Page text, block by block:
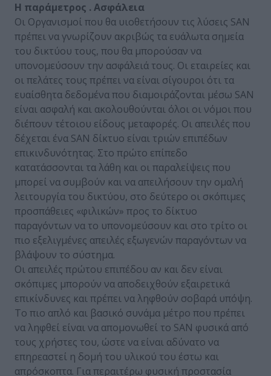
Η παράμετρος . Ασφάλεια
Οι Οργανισμοί που θα υιοθετήσουν τις λύσεις SAN
πρέπει να γνωρίζουν ακριβώς τα ευάλωτα σημεία
του δικτύου τους, που θα μπορούσαν να
υπονομεύσουν την ασφάλειά τους. Οι εταιρείες και
οι πελάτες τους πρέπει να είναι σίγουροι ότι τα
ευαίσθητα δεδομένα που διαμοιράζονται μέσω SAN
είναι ασφαλή και ακολουθούνται όλοι οι νόμοι που
διέπουν τέτοιου είδους μεταφορές. Οι απειλές που
δέχεται ένα SAN δίκτυο είναι τριών επιπέδων
επικινδυνότητας. Στο πρώτο επίπεδο
κατατάσσονται τα λάθη και οι παραλείψεις που
μπορεί να συμβούν και να απειλήσουν την ομαλή
λειτουργία του δικτύου, στο δεύτερο οι σκόπιμες
προσπάθειες «φιλικών» προς το δίκτυο
παραγόντων να το υπονομεύσουν και στο τρίτο οι
πιο εξελιγμένες απειλές εξωγενών παραγόντων να
βλάψουν το σύστημα.
Οι απειλές πρώτου επιπέδου αν και δεν είναι
σκόπιμες μπορούν να αποδειχθούν εξαιρετικά
επικίνδυνες και πρέπει να ληφθούν σοβαρά υπόψη.
Το πιο απλό και βασικό συνάμα μέτρο που πρέπει
να ληφθεί είναι να απομονωθεί το SAN φυσικά από
τους χρήστες του, ώστε να είναι αδύνατο να
επηρεαστεί η δομή του υλικού του έστω και
απρόσκοπτα. Για περαιτέρω φυσική προστασία